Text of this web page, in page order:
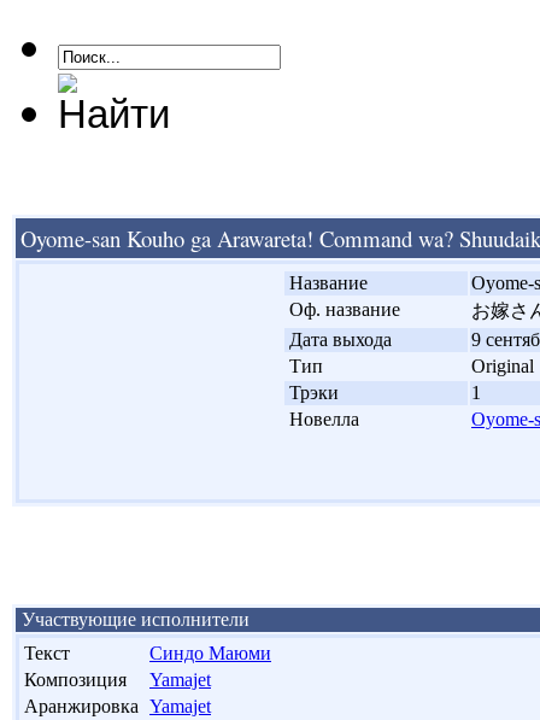
Oyome-san Kouho ga Arawareta! Command wa?
Название
Oyome-
Оф. название
お嫁さ
Дата выхода
9
Тип
Original
Трэки
1
Новелла Oyome-
Участвующие исполнители
Текст
Синдо Маюми
Композиция
Yamajet
Аранжировка Yamajet